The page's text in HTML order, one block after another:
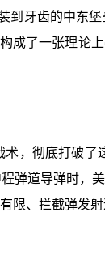
到牙齿的中东
成了一张理论
术，彻底打破
弹道导弹时，
限、拦截弹发